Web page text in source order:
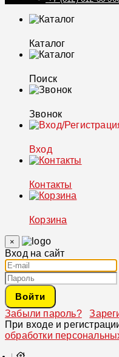
Каталог
Поиск
Звонок
Вход
Контакты
Корзина
×
Вход на сайт
Войти
Забыли пароль?
При входе и
обработки